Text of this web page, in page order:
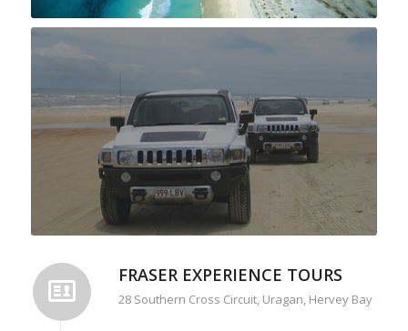
FRASER EXPERIENCE TOURS
28 Southern Cross Circuit, Uragan, Hervey Bay